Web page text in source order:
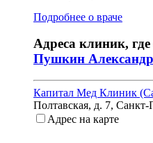
Подробнее о враче
Адреса клиник,
Пушкин Александр
Капитал Мед Клиник
Полтавская, д. 7, Санкт-
Адрес на карте